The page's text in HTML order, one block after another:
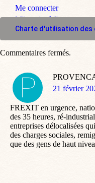
Me connecter
M'inscrire à l'espace
Charte d'utilisation des
dit
21 février
FREXIT en urgence,
des 35 heures, ré-
entreprises délocalisées
des charges sociales,
que des gens de haut
Commentaires fermés.